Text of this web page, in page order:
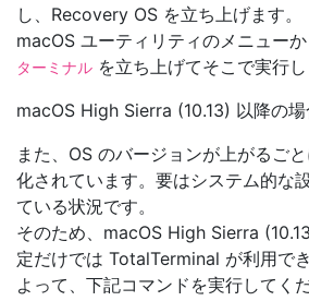
し、Recovery OS を立ち上げます。
macOS ユーティリティのメニューか
ターミナル を立ち上げてそこで実行し
macOS High Sierra (10.13) 以降の場
また、OS のバージョンが上がるご
化されています。要はシステム的な
ている状況です。
そのため、macOS High Sierra
定だけでは TotalTerminal が利用で
よって、下記コマンドを実行してくだ